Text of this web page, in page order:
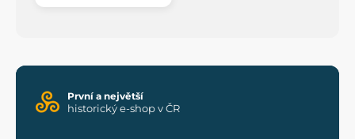
První a největší
historický e-shop v ČR